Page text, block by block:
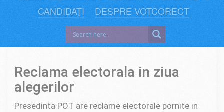
CANDIDAȚI
DESPRE VOTCORECT
Reclama electorala in ziua
alegerilor
Presedinta POT are reclame electorale pornite in